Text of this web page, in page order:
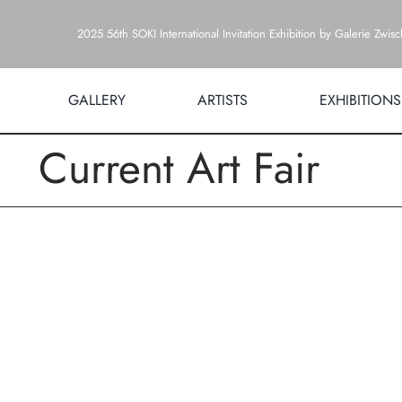
springen
2025 56th SOKI International Invitation Exhibition by Galerie
GALLERY ARTISTS EXHIBITIONS
Current Art Fair